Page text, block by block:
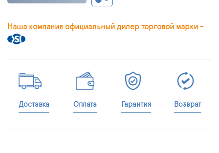
Наша компания официальный дилер торговой марки -
Доставка Оплата Гарантия Возврат